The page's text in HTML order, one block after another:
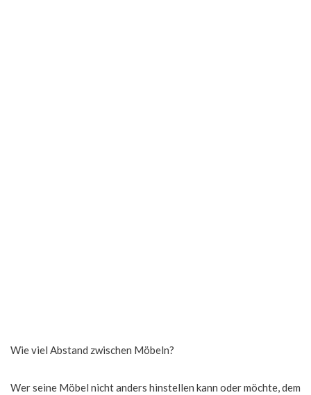
Wie viel Abstand zwischen Möbeln?
Wer seine Möbel nicht anders hinstellen kann oder möchte, dem